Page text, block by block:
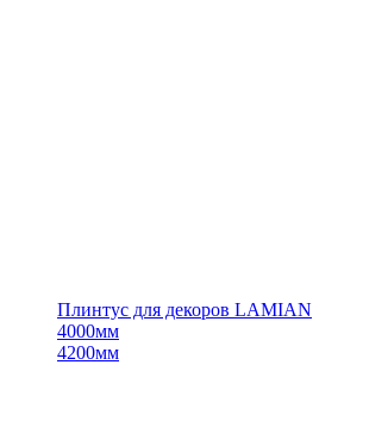
Плинтус для декоров LAMIAN
4000мм
4200мм